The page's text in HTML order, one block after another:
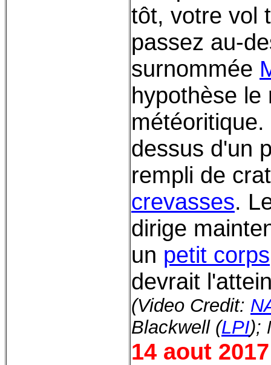
tôt, votre vol
passez au-
surnommée
hypothèse le
météoritique.
dessus d'un
rempli de
crevasses.
dirige
un petit corps
devrait
(Video Credit:
Blackwell (LPI);
14 aout 2017